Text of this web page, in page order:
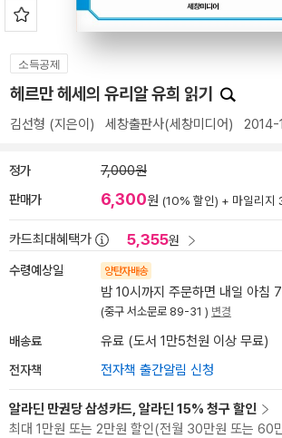
소득공제
헤르만 헤세의 유리알 유희 읽기
김선형 (지은이) 세창출판사(세창미디어) 2014-
정가 7,000원
판매가 6,300원 (10% 할인) + 마일리지
카드최대혜택가 5,355원
수령예상일 양탄자배송
밤 10시까지 주문하면 내일 아침 7
(중구 서소문로 89-31 ) 변경
배송료 유료 (도서 1만5천원 이상 무료)
전자책 전자책 출간알림 신청
알라딘 만권당 삼성카드, 알라딘 15% 청구 할인
최대 1만원 또는 2만원 할인(전월 30만원 또는 60